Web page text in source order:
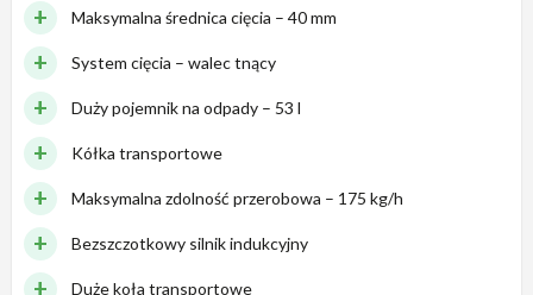
Maksymalna średnica cięcia – 40 mm
System cięcia – walec tnący
Duży pojemnik na odpady – 53 l
Kółka transportowe
Maksymalna zdolność przerobowa – 175 kg/h
Bezszczotkowy silnik indukcyjny
Duże koła transportowe